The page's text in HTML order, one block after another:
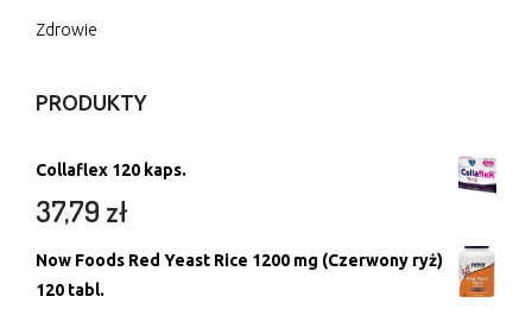
Zdrowie
PRODUKTY
Collaflex 120 kaps.
37,79 zł
Now Foods Red Yeast Rice 1200 mg (Czerwony ryż)
120 tabl.